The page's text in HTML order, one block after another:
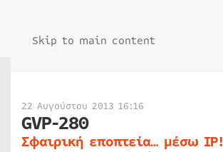
Skip to main content
22 Αυγούστου 2013 16:16
GVP-280
Σφαιρική εποπτεία… μέσω IP!